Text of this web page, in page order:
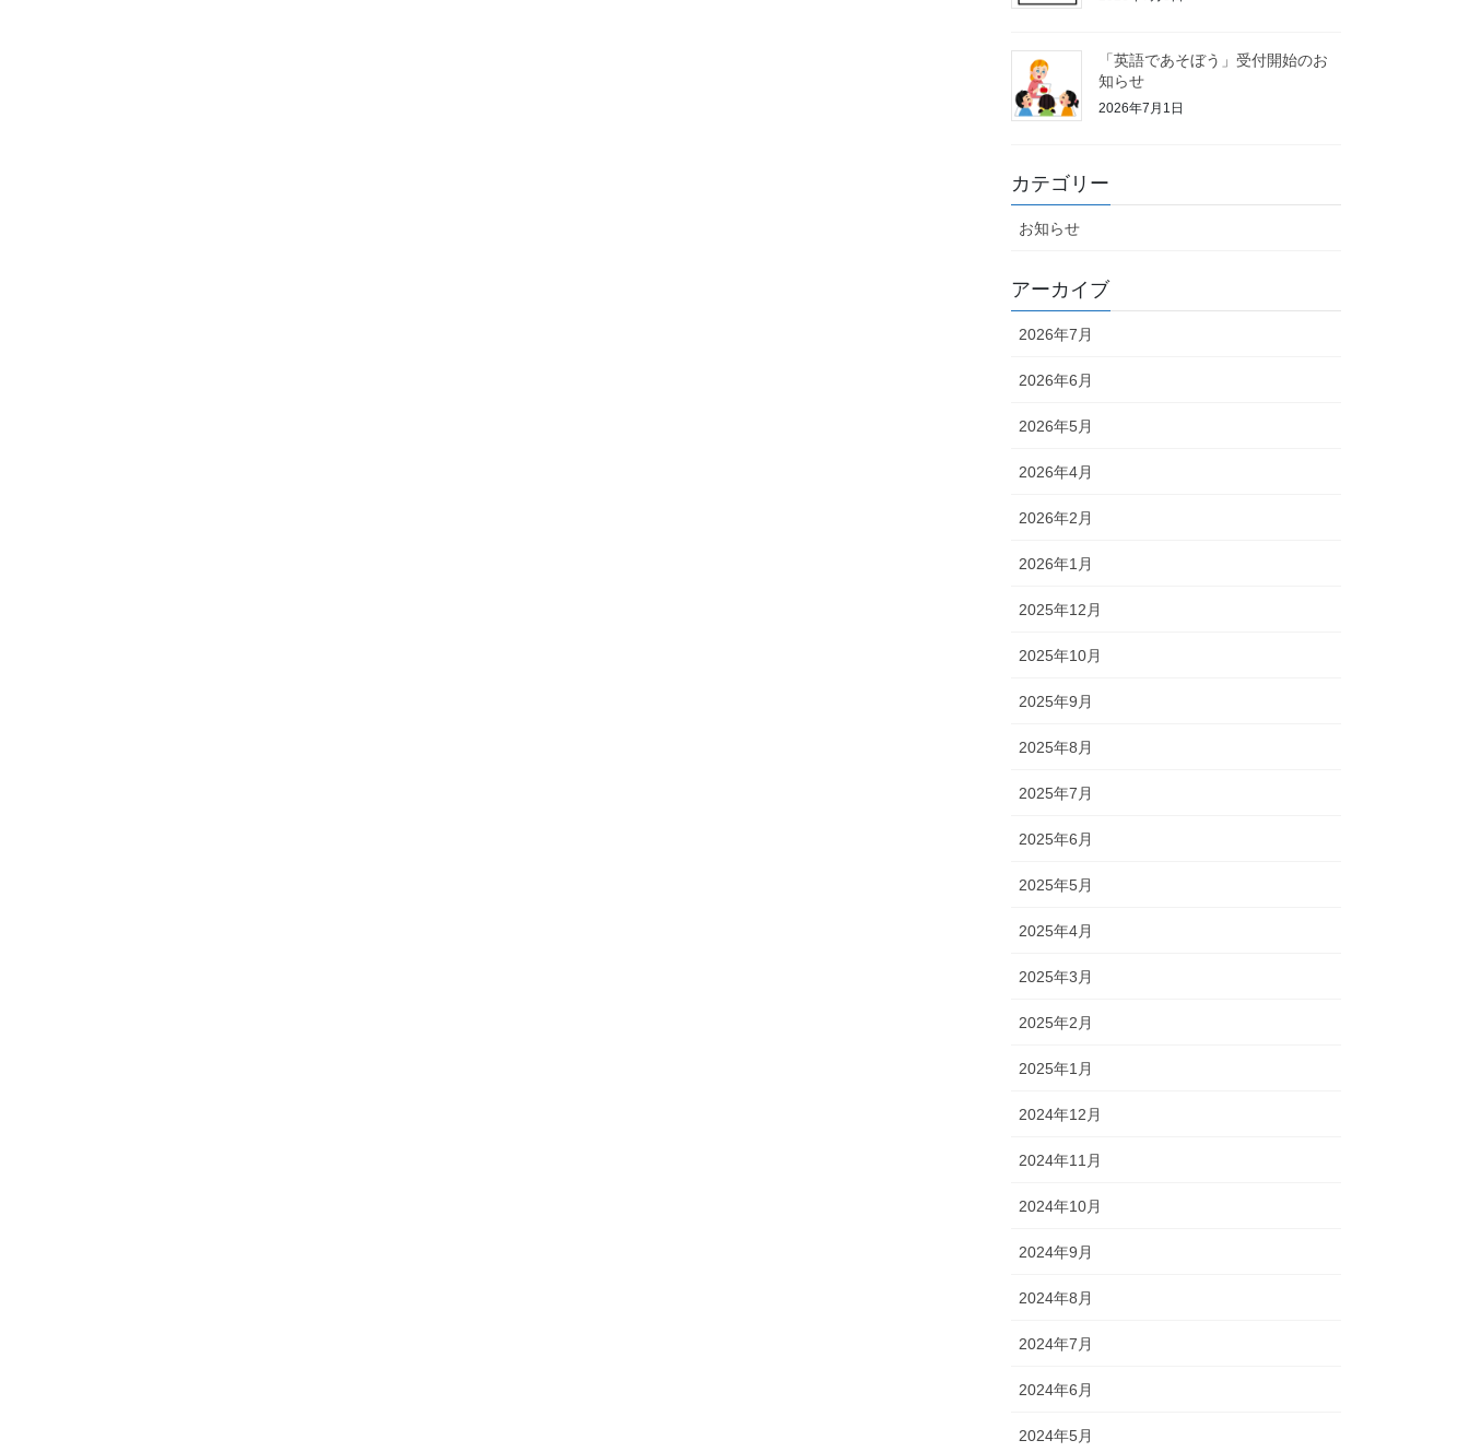
「英語であそぼう」受付開始のお
知らせ
2026年7月1日
カテゴリー
お知らせ
アーカイブ
2026年7月
2026年6月
2026年5月
2026年4月
2026年2月
2026年1月
2025年12月
2025年10月
2025年9月
2025年8月
2025年7月
2025年6月
2025年5月
2025年4月
2025年3月
2025年2月
2025年1月
2024年12月
2024年11月
2024年10月
2024年9月
2024年8月
2024年7月
2024年6月
2024年5月